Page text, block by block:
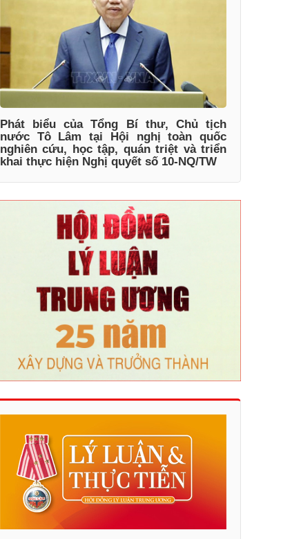
Phát biểu của Tổng Bí thư, Chủ tịch
nước Tô Lâm tại Hội nghị toàn quốc
nghiên cứu, học tập, quán triệt và triển
khai thực hiện Nghị quyết số 10-NQ/TW